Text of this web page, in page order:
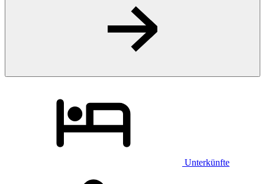
Unterkünfte